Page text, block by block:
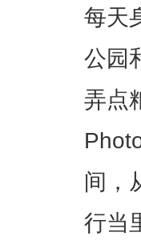
每天
公园
弄点
间，
行当